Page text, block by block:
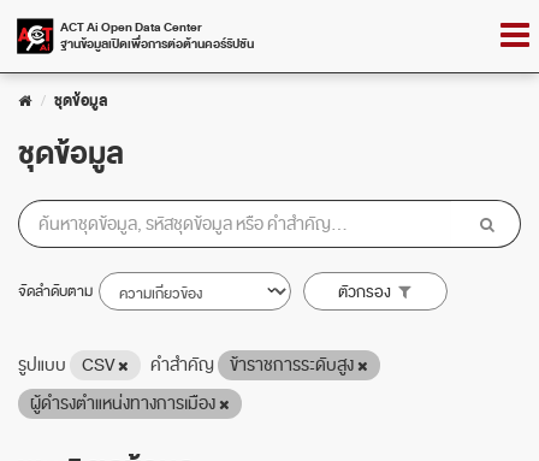
Skip
ACT Ai Open Data Center
ฐานข้อมูลเปิดเพื่อการต่อต้านคอร์รัปชัน
ชุดข้อมูล
ชุดข้อมูล
จัดลำดับตาม ตัวกรอง
รูปแบบ CSV คำสำคัญ ข้าราชการระดับสูง
ผู้ดำรงตำแหน่งทางการเมือง